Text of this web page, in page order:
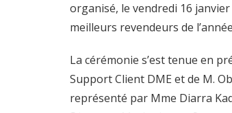
organisé, le vendredi 16
meilleurs revendeurs de
La cérémonie s’est tenue en
Support Client DME et de M.
représenté par Mme Diarra